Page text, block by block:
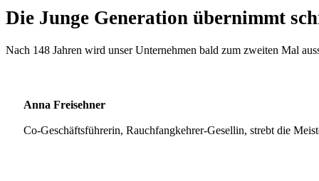
Die Junge Generation übernimmt
Nach 148 Jahren wird unser Unternehmen bald zum zweiten Mal
Anna Freisehner
Co-Geschäftsführerin, Rauchfangkehrer-Gesellin, strebt die